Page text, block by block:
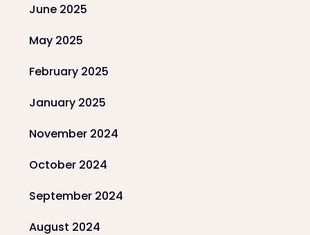
June 2025
May 2025
February 2025
January 2025
November 2024
October 2024
September 2024
August 2024